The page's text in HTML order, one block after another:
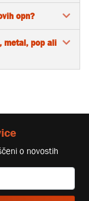
opn?
metal, pop ali
o novostih